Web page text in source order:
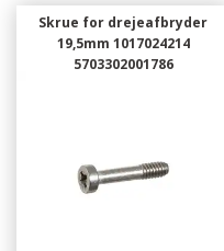
Skrue for drejeafbryder
19,5mm 1017024214
5703302001786